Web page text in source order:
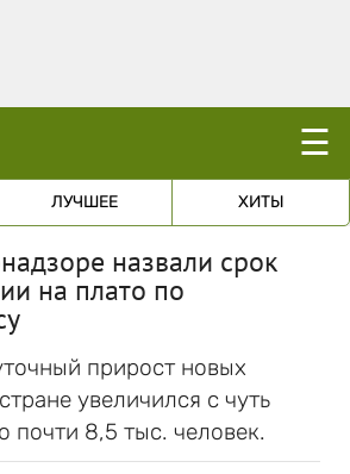
☰
ЛУЧШЕЕ ХИТЫ
назвали срок
на плато по
прирост новых
увеличился с чуть
почти 8,5 тыс. человек.